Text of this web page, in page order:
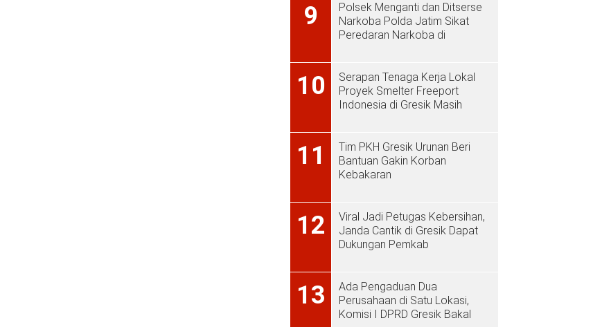
9
Polsek Menganti dan Ditserse
Narkoba Polda Jatim Sikat
Peredaran Narkoba di
10
Serapan Tenaga Kerja Lokal
Proyek Smelter Freeport
Indonesia di Gresik Masih
11
Tim PKH Gresik Urunan Beri
Bantuan Gakin Korban
Kebakaran
12
Viral Jadi Petugas Kebersihan,
Janda Cantik di Gresik Dapat
Dukungan Pemkab
13
Ada Pengaduan Dua
Perusahaan di Satu Lokasi,
Komisi I DPRD Gresik Bakal